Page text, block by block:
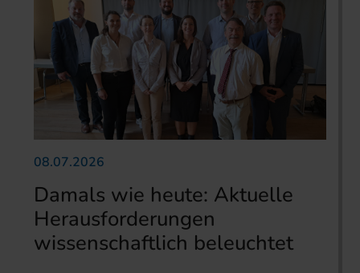
08.07.2026
Damals wie heute: Aktuelle
Herausforderungen
wissenschaftlich beleuchtet